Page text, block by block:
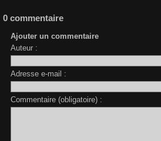
0 commentaire
Ajouter un commentaire
Auteur :
Adresse e-mail :
Commentaire (obligatoire) :